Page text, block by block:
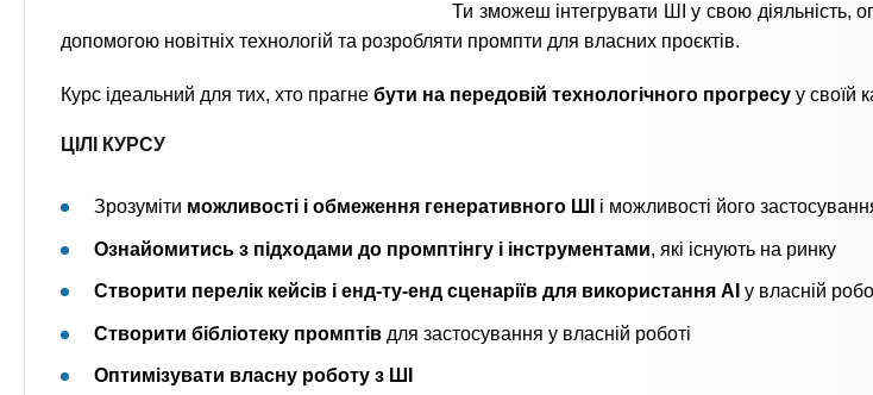
Ти зможеш інтегрувати ШІ у свою діяльність,
допомогою новітніх технологій та розробляти промпти для власних проєктів.
Курс ідеальний для тих, хто прагне бути на передовій технологічного прогресу у своїй
ЦІЛІ КУРСУ
Зрозуміти можливості і обмеження генеративного ШІ і можливості його
Ознайомитись з підходами до промптінгу і інструментами, які існують на ринку
Створити перелік кейсів і енд-ту-енд сценаріїв для використання АІ у власній
Створити бібліотеку промптів для застосування у власній роботі
Оптимізувати власну роботу з ШІ